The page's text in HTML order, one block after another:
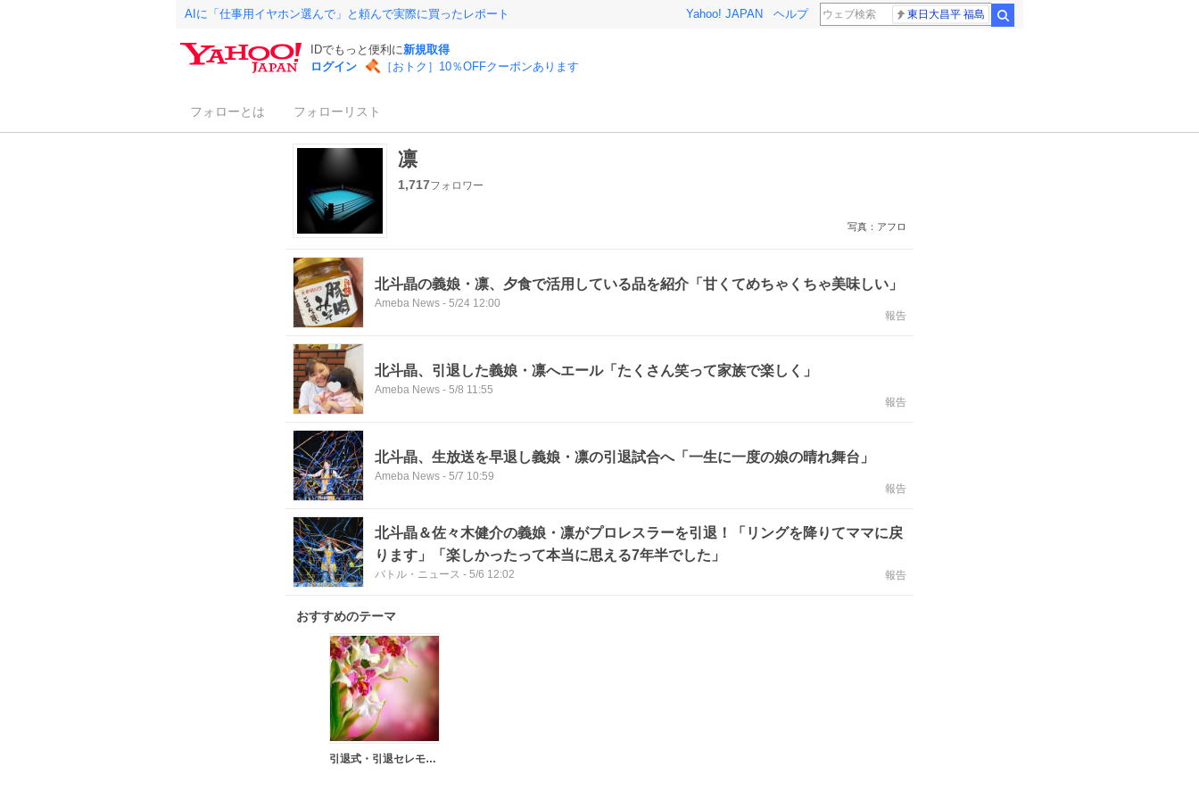
AIに「仕事用イヤホン選んで」と頼んで実際に買ったレポート Yahoo! JAPAN ヘルプ 東日大昌平 福島
IDでもっと便利に新規取得
ログイン
［おトク］10％OFFクーポンあります
フォローとは フォローリスト
凛
1,717フォロワー
写真：アフロ
北斗晶の義娘・凛、夕食で活用している品を紹介「甘くてめちゃくちゃ美味しい」
Ameba News - 5/24 12:00
報告
北斗晶、引退した義娘・凛へエール「たくさん笑って家族で楽しく」
Ameba News - 5/8 11:55
報告
北斗晶、生放送を早退し義娘・凛の引退試合へ「一生に一度の娘の晴れ舞台」
Ameba News - 5/7 10:59
報告
北斗晶＆佐々木健介の義娘・凛がプロレスラーを引退！「リングを降りてママに戻
ります」「楽しかったって本当に思える7年半でした」
バトル・ニュース - 5/6 12:02 報告
おすすめのテーマ
引退式・引退セレモニー